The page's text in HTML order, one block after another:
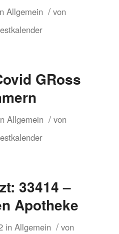
Allgemein / von
GRoss
Allgemein / von
33414 –
Apotheke
inAllgemein / von